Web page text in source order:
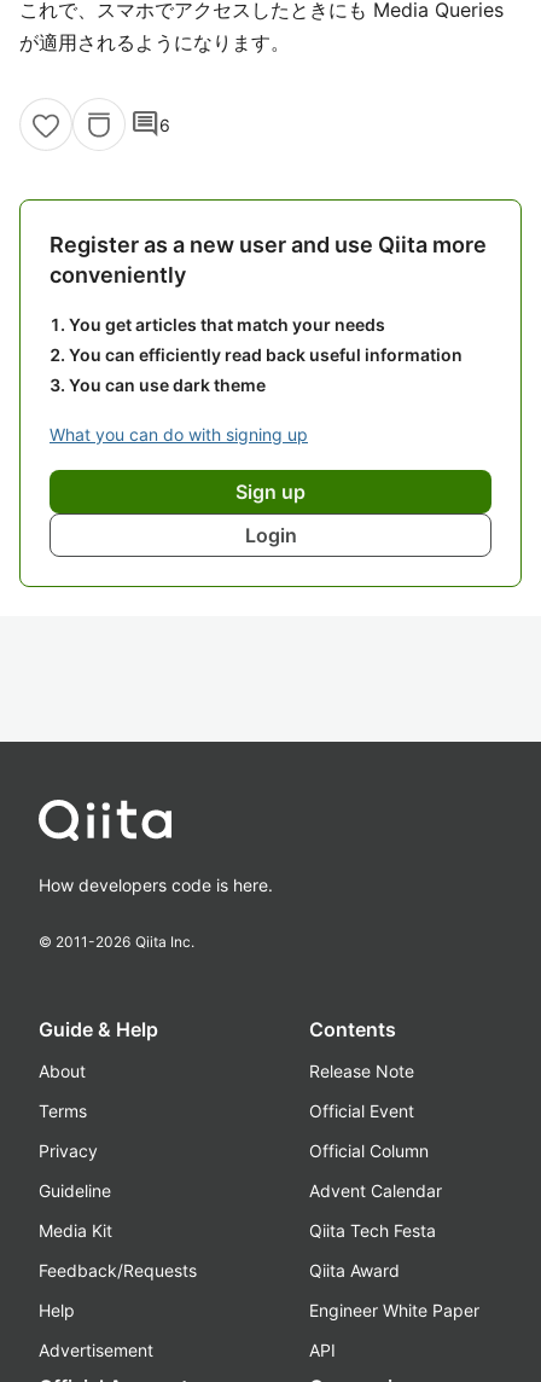
これで、スマホでアクセスしたときにも Media Queries
が適用されるようになります。
comment6
Register as a new user and use Qiita more
conveniently
You get articles that match your needs
You can efficiently read back useful information
You can use dark theme
What you can do with signing up
Sign up
Login
How developers code is here.
© 2011-2026 Qiita Inc.
Guide & Help
About
Terms
Privacy
Guideline
Media Kit
Feedback/Requests
Help
Advertisement
Contents
Release Note
Official Event
Official Column
Advent Calendar
Qiita Tech Festa
Qiita Award
Engineer White Paper
API